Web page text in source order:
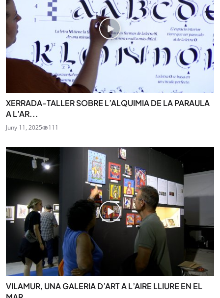
XERRADA-TALLER SOBRE L’ALQUIMIA DE LA PARAULA
A L’AR...
Juny 11, 2025 111
VILAMUR, UNA GALERIA D’ART A L’AIRE LLIURE EN EL